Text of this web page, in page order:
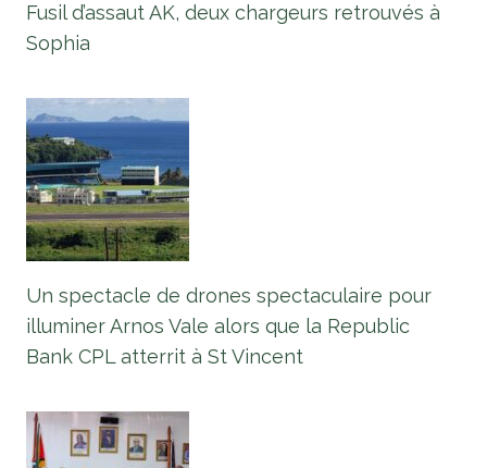
Fusil d’assaut AK, deux chargeurs retrouvés à
Sophia
Un spectacle de drones spectaculaire pour
illuminer Arnos Vale alors que la Republic
Bank CPL atterrit à St Vincent